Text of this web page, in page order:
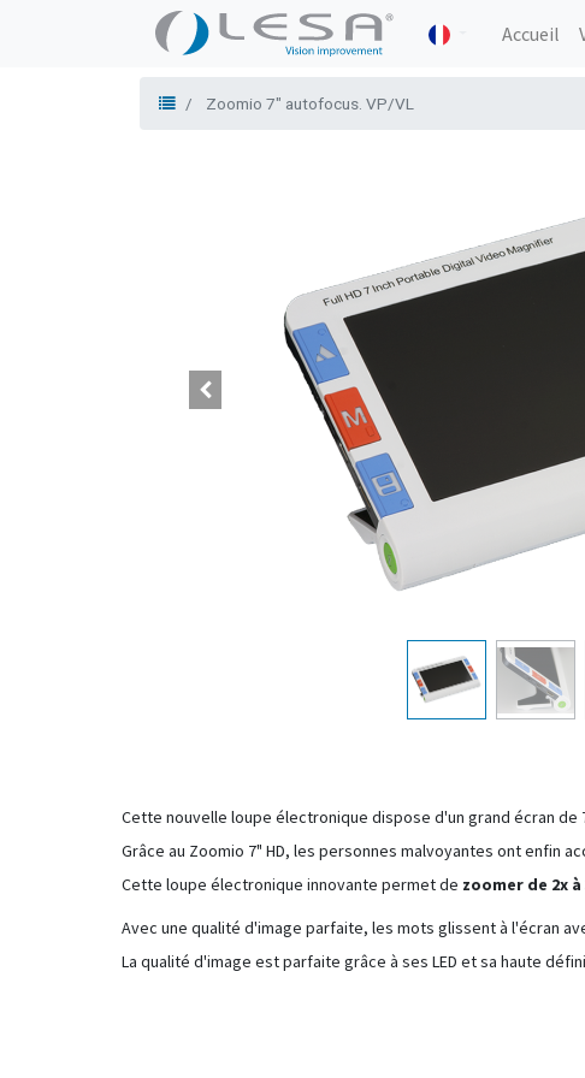
Accueil
Zoomio 7" autofocus. VP/VL
Cette nouvelle loupe électronique dispose d'un grand écran
Grâce au Zoomio 7" HD, les personnes malvoyantes ont enfin
Cette loupe électronique innovante permet de zoomer de 2x à
Avec une qualité d'image parfaite, les mots glissent à l'écran
La qualité d'image est parfaite grâce à ses LED et sa haute